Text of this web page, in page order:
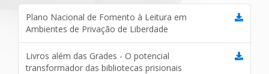
Plano Nacional de Fomento à Leitura em
Ambientes de Privação de Liberdade
Livros além das Grades - O potencial
transformador das bibliotecas prisionais